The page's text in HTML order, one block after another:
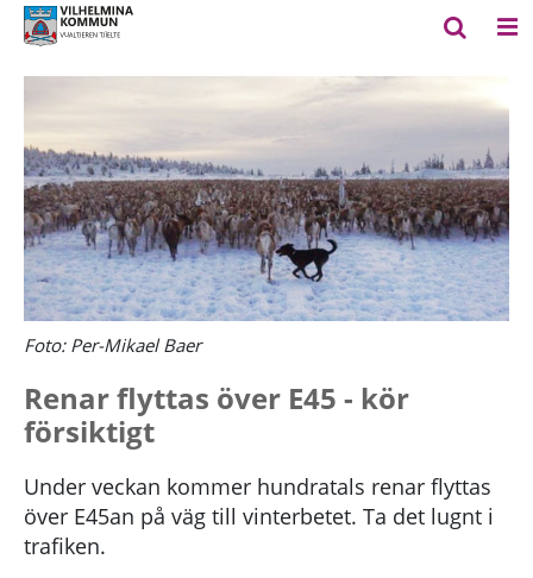
Foto: Per-Mikael Baer
Renar flyttas över E45 - kör
försiktigt
Under veckan kommer hundratals renar flyttas
över E45an på väg till vinterbetet. Ta det lugnt i
trafiken.